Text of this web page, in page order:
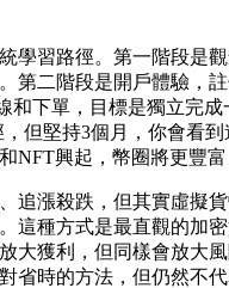
學習路徑。第一階段是
第二階段是開戶體驗，
下單，目標是獨立完
但堅持3個月，你會看
NFT興起，幣圈將更豐
追漲殺跌，但其實虛擬
這種方式是最直觀的加
大獲利，但同樣會放大
省時的方法，但仍然不